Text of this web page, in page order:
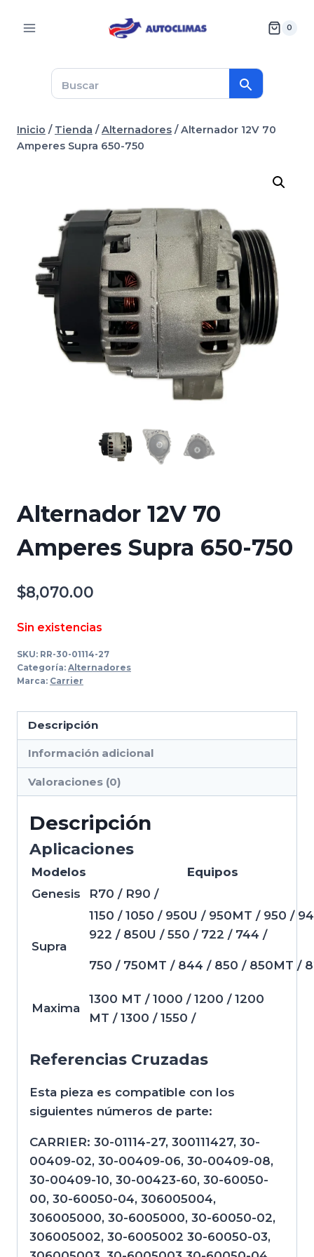
0
Inicio / Tienda / Alternadores / Alternador 12V 70
Amperes Supra 650-750
Alternador 12V 70
Amperes Supra 650-750
$8,070.00
Sin existencias
SKU: RR-30-01114-27
Categoría: Alternadores
Marca: Carrier
Descripción
Información adicional
Valoraciones (0)
Descripción
Aplicaciones
Modelos
Equipos
Genesis
R70 / R90 /
Supra
1150 / 1050 / 950U / 950MT / 950 /
922 / 850U / 550 / 722 / 744 /
750 / 750MT / 844 / 850 / 850MT /
Maxima
1300 MT / 1000 / 1200 / 1200
MT / 1300 / 1550 /
Referencias Cruzadas
Esta pieza es compatible con los
siguientes números de parte:
CARRIER: 30-01114-27, 300111427, 30-
00409-02, 30-00409-06, 30-00409-08,
30-00409-10, 30-00423-60, 30-60050-
00, 30-60050-04, 306005004,
306005000, 30-6005000, 30-60050-02,
306005002, 30-6005002 30-60050-03,